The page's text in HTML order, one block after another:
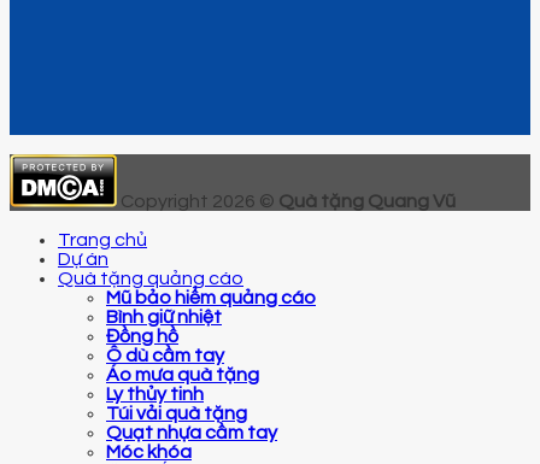
Copyright 2026 © Quà tặng Quang Vũ
Trang chủ
Dự án
Quà tặng quảng cáo
Mũ bảo hiểm quảng cáo
Bình giữ nhiệt
Đồng hồ
Ô dù cầm tay
Áo mưa quà tặng
Ly thủy tinh
Túi vải quà tặng
Quạt nhựa cầm tay
Móc khóa